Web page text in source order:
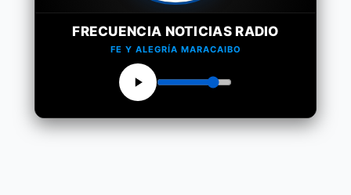
FRECUENCIA NOTICIAS RADIO
FE Y ALEGRÍA MARACAIBO